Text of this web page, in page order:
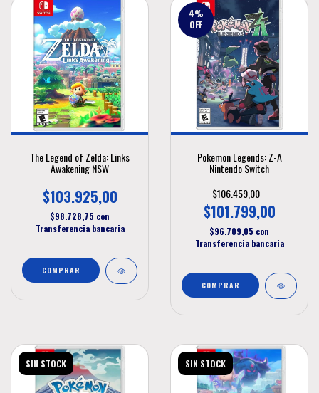
The Legend of Zelda: Links
Awakening NSW
$103.925,00
$98.728,75 con
Transferencia bancaria
4%
OFF
Pokemon Legends: Z-A
Nintendo Switch
$106.459,00
$101.799,00
$96.709,05 con
Transferencia bancaria
SIN STOCK SIN STOCK